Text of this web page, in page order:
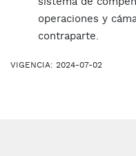
operaciones y
contraparte.
VIGENCIA: 2024-07-02